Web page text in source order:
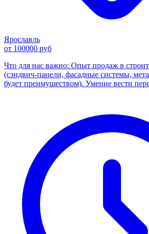
Ярославль
от 100000 руб
Что для нас важно: Опыт продаж в
(сэндвич-панели, фасадные системы,
будет преимуществом). Умение вести